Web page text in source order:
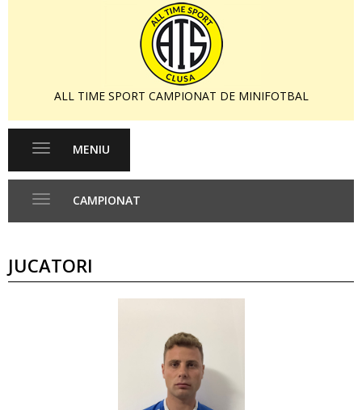
ALL TIME SPORT CAMPIONAT DE MINIFOTBAL
Toggle
MENIU
CAMPIONAT
JUCATORI